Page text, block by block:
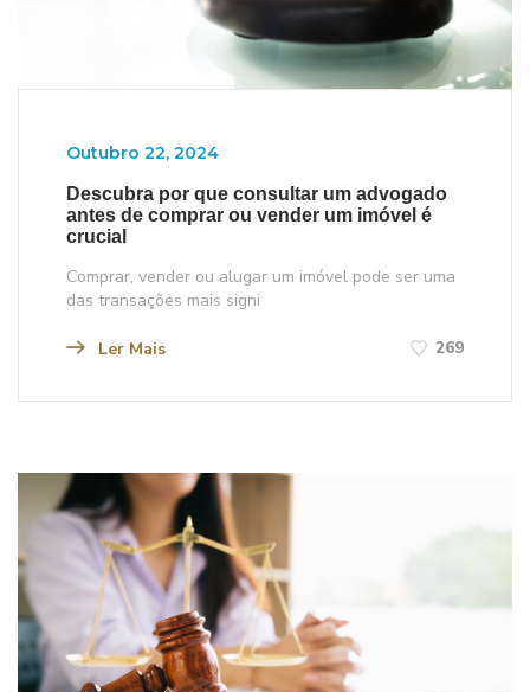
Outubro 22, 2024
Descubra por que consultar um advogado
antes de comprar ou vender um imóvel é
crucial
Comprar, vender ou alugar um imóvel pode ser uma
das transações mais signi
Ler Mais 269